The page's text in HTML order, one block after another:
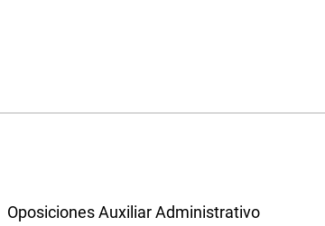
Oposiciones Auxiliar Administrativo